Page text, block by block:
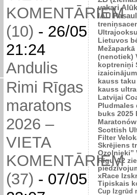
KOMENTĀRIEM
(10) - 26/05
21:24
Andulis
Rimi Rīgas
maratons
2026 –
VIETA
KOMENTĀRIEM
(37) - 07/05
vakari
IAU
Lietuvos
Mežaparkā
(nenotiek)
koptreniņi
kauss
kauss
Latvijai
Pludmales
buks 2025
Scottish
Filter
Skrējiens
Ozolnieki”
Rīgu A2
xRace
Tipiskais
Cup Izgrūd